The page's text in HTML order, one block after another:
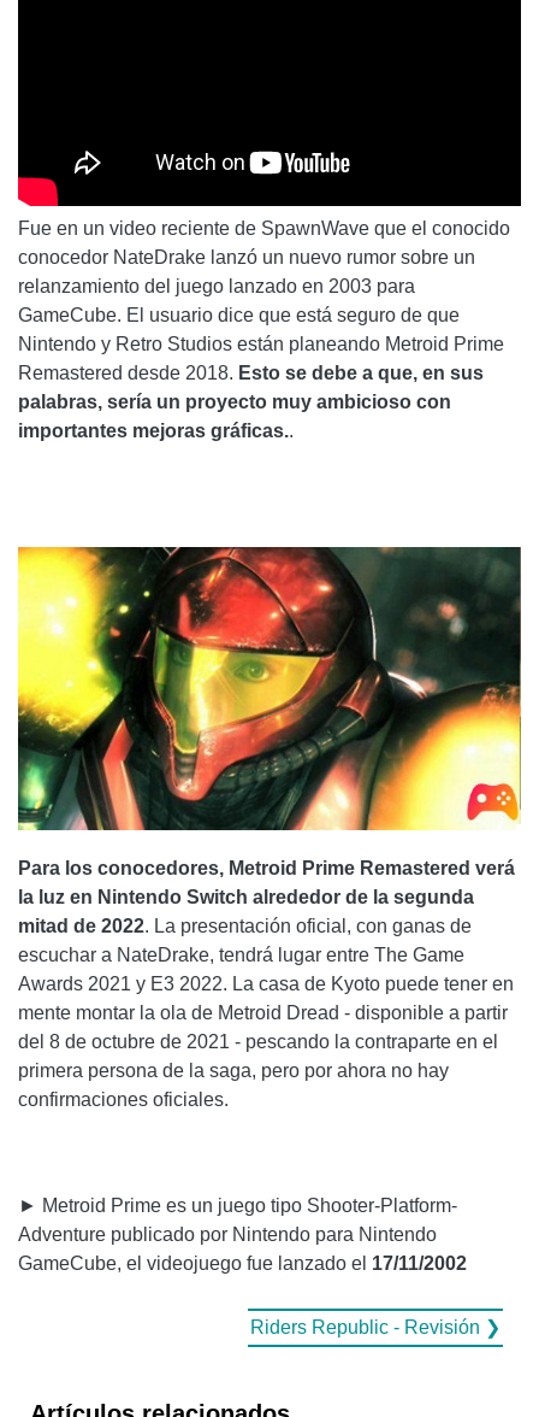
Fue en un video reciente de SpawnWave que el conocido
conocedor NateDrake lanzó un nuevo rumor sobre un
relanzamiento del juego lanzado en 2003 para
GameCube. El usuario dice que está seguro de que
Nintendo y Retro Studios están planeando Metroid Prime
Remastered desde 2018. Esto se debe a que, en sus
palabras, sería un proyecto muy ambicioso con
importantes mejoras gráficas..
Para los conocedores, Metroid Prime Remastered verá
la luz en Nintendo Switch alrededor de la segunda
mitad de 2022. La presentación oficial, con ganas de
escuchar a NateDrake, tendrá lugar entre The Game
Awards 2021 y E3 2022. La casa de Kyoto puede tener en
mente montar la ola de Metroid Dread - disponible a partir
del 8 de octubre de 2021 - pescando la contraparte en el
primera persona de la saga, pero por ahora no hay
confirmaciones oficiales.
► Metroid Prime es un juego tipo Shooter-Platform-
Adventure publicado por Nintendo para Nintendo
GameCube, el videojuego fue lanzado el 17/11/2002
Riders Republic - Revisión ❯